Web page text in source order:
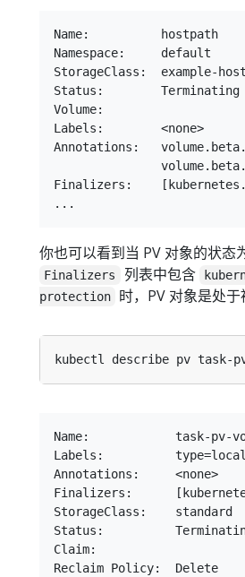
Name:          hostpath
Namespace:     default
StorageClass:  example-
Status:        Terminating
Volume:
Labels:        <none>
Annotations:
Finalizers:
你也可以看到当 PV 对象的状态
Finalizers 列表中包含
protection
时，PV 对象是处于
Name:            task-pv-
Labels:          type=local
Annotations:     <none>
Finalizers:
StorageClass:    standard
Status:
Claim:
Reclaim Policy:  Delete